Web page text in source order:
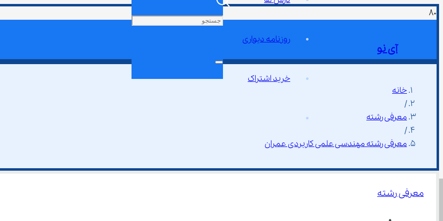
آی نو
روزنامه دیواری
خرید اشتراک
خانه
/
معرفی رشته
/
معرفی رشته مهندسی علمی کاربردی عمران
معرفی رشته